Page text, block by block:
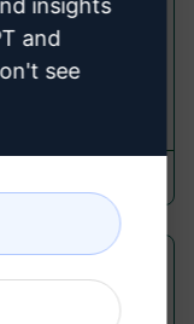
studenti e
and
see